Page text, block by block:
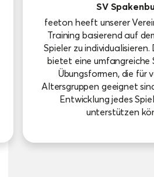
SV
feeton heeft unserer
Training basierend auf
Spieler zu
bietet eine umfangreiche
Übungsformen, die für
Altersgruppen geeignet
Entwicklung jedes
unterstützen